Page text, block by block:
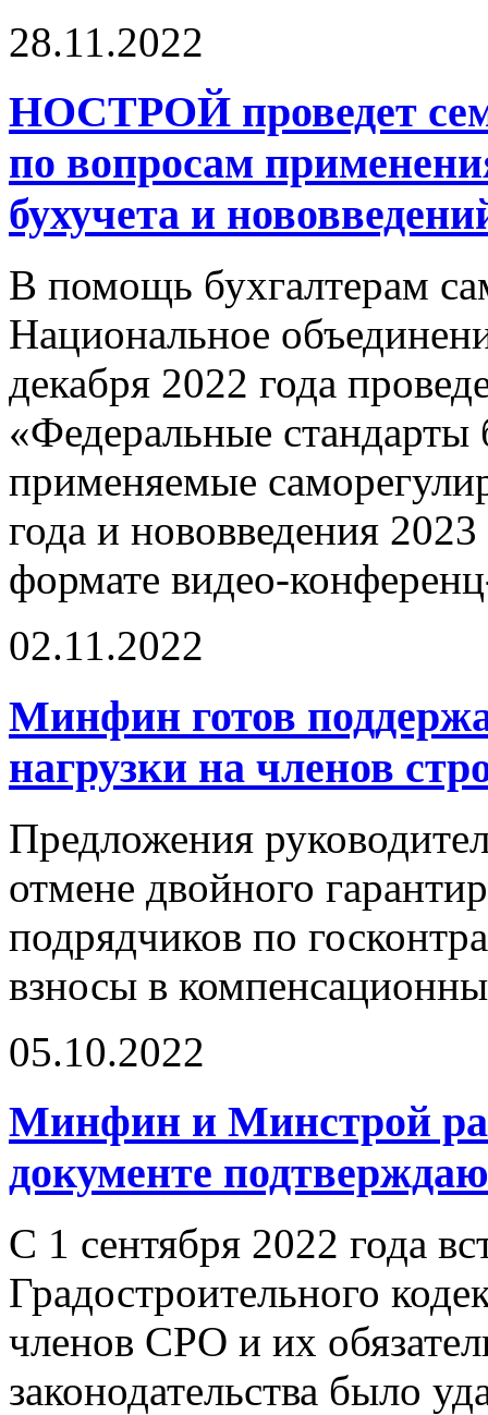
28.11.2022
НОСТРОЙ проведет
по вопросам
бухучета и
В помощь бухгалтерам
Национальное
декабря 2022 года
«Федеральные
применяемые
года и нововведения
формате видео-
02.11.2022
Минфин готов
нагрузки на членов
Предложения
отмене двойного
подрядчиков по
взносы в
05.10.2022
Минфин и Минстрой
документе
С 1 сентября 2022 года
Градостроительного
членов СРО и их
законодательства было